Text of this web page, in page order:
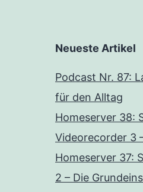
Neueste Artikel
Podcast Nr. 87:
für den Alltag
Homeserver 38:
Videorecorder 3
Homeserver 37:
2 – Die